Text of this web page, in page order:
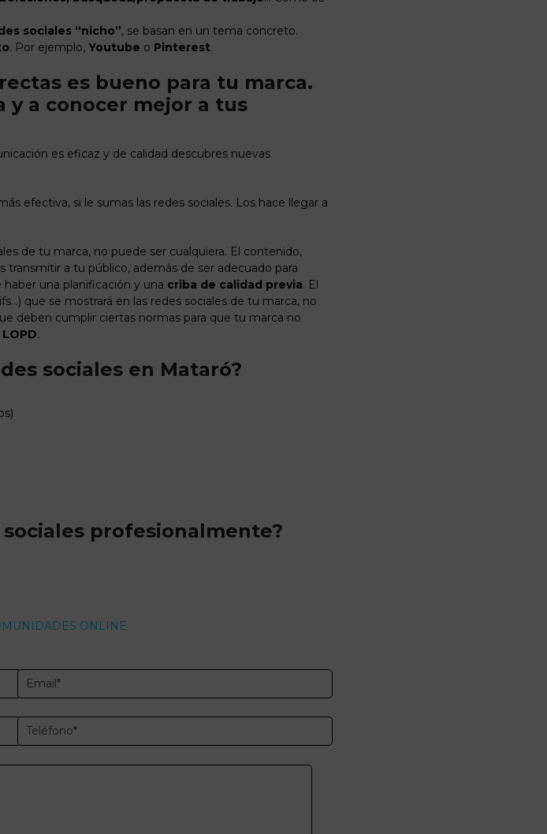
sociales “nicho”, se basan en un tema concreto.
. Por ejemplo, Youtube o Pinterest.
es bueno para tu marca.
y a conocer mejor a tus
es eficaz y de calidad descubres nuevas
efectiva, si le sumas las redes sociales. Los hace llegar a
de tu marca, no puede ser cualquiera. El contenido,
a tu público, además de ser adecuado para
una planificación y una criba de calidad previa. El
que se mostrará en las redes sociales de tu marca, no
deben cumplir ciertas normas para que tu marca no
LOPD.
sociales en Mataró?
profesionalmente?
ONLINE